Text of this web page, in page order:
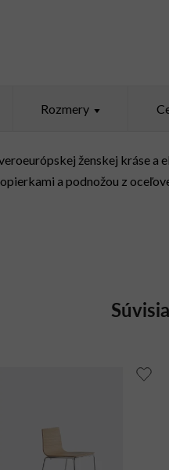
Rozmery
ženskej kráse a
a podnožou z